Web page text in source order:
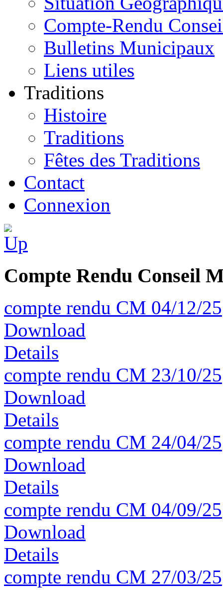
Compte-Rendu
Bulletins Municipaux
Liens utiles
Traditions
Histoire
Traditions
Fêtes des Traditions
Contact
Connexion
Compte Rendu Conseil
compte rendu CM 04/12/25
Download
Details
compte rendu CM 23/10/25
Download
Details
compte rendu CM 24/04/25
Download
Details
compte rendu CM 04/09/25
Download
Details
compte rendu CM 27/03/25